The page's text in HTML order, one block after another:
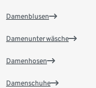
Damenblusen
Damenunterwäsche
Damenhosen
Damenschuhe